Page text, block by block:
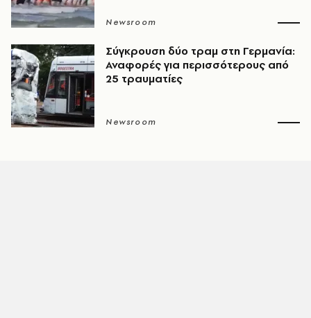
Newsroom
Σύγκρουση δύο τραμ στη Γερμανία:
Αναφορές για περισσότερους από
25 τραυματίες
Newsroom